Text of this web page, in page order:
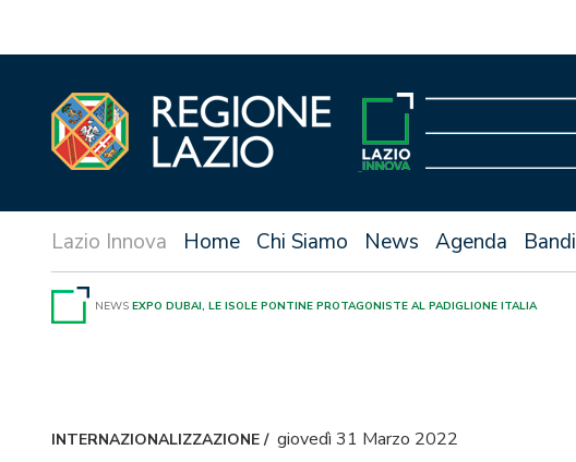
Home Chi Siamo News Agenda Bandi
NEWS EXPO DUBAI, LE ISOLE PONTINE PROTAGONISTE AL PADIGLIONE ITALIA
INTERNAZIONALIZZAZIONE/ giovedì 31 Marzo 2022